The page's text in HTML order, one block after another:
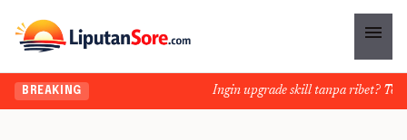
menu
BREAKING Ingin upgrade skill tanpa ribet?